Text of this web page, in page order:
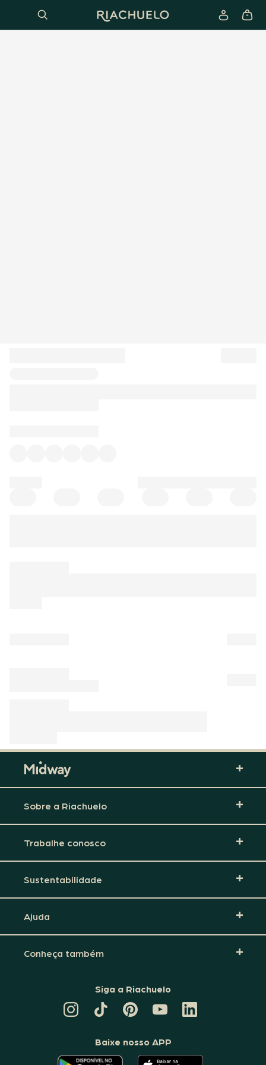
Sobre a Riachuelo
Trabalhe conosco
Sustentabilidade
Ajuda
Conheça também
Siga a Riachuelo
TIKTOK
DA
PINTEREST
DA
CANAL
DA
RIACHUELO
LINKEDIN
DA
Baixe nosso APP
O O